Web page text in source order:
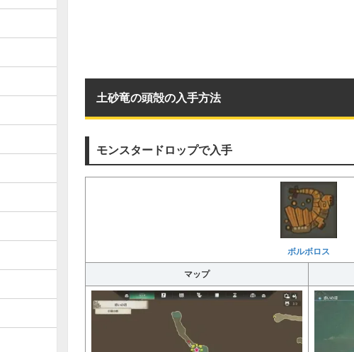
土砂竜の頭殻の入手方法
モンスタードロップで入手
ボルボロス
マップ